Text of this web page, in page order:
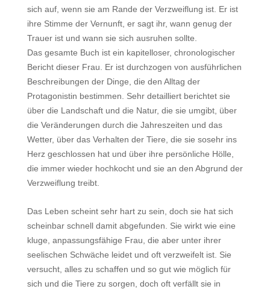
sich auf, wenn sie am Rande der Verzweiflung ist. Er ist
ihre Stimme der Vernunft, er sagt ihr, wann genug der
Trauer ist und wann sie sich ausruhen sollte.
Das gesamte Buch ist ein kapitelloser, chronologischer
Bericht dieser Frau. Er ist durchzogen von ausführlichen
Beschreibungen der Dinge, die den Alltag der
Protagonistin bestimmen. Sehr detailliert berichtet sie
über die Landschaft und die Natur, die sie umgibt, über
die Veränderungen durch die Jahreszeiten und das
Wetter, über das Verhalten der Tiere, die sie sosehr ins
Herz geschlossen hat und über ihre persönliche Hölle,
die immer wieder hochkocht und sie an den Abgrund der
Verzweiflung treibt.
Das Leben scheint sehr hart zu sein, doch sie hat sich
scheinbar schnell damit abgefunden. Sie wirkt wie eine
kluge, anpassungsfähige Frau, die aber unter ihrer
seelischen Schwäche leidet und oft verzweifelt ist. Sie
versucht, alles zu schaffen und so gut wie möglich für
sich und die Tiere zu sorgen, doch oft verfällt sie in